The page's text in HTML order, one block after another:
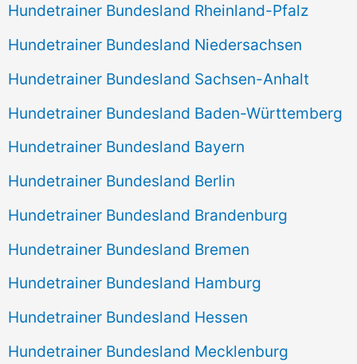
Hundetrainer Bundesland Rheinland-Pfalz
Hundetrainer Bundesland Niedersachsen
Hundetrainer Bundesland Sachsen-Anhalt
Hundetrainer Bundesland Baden-Württemberg
Hundetrainer Bundesland Bayern
Hundetrainer Bundesland Berlin
Hundetrainer Bundesland Brandenburg
Hundetrainer Bundesland Bremen
Hundetrainer Bundesland Hamburg
Hundetrainer Bundesland Hessen
Hundetrainer Bundesland Mecklenburg